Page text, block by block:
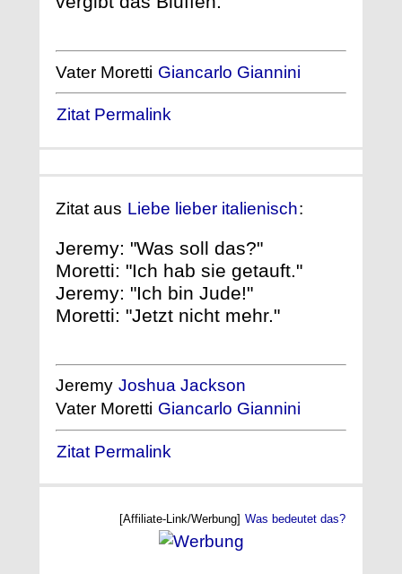
Vater Moretti Giancarlo Giannini
Zitat Permalink
Zitat aus Liebe lieber italienisch:
Jeremy: "Was soll das?"
Moretti: "Ich hab sie getauft."
Jeremy: "Ich bin Jude!"
Moretti: "Jetzt nicht mehr."
Jeremy Joshua Jackson
Vater Moretti Giancarlo Giannini
Zitat Permalink
[Affiliate-Link/Werbung] Was bedeutet das?